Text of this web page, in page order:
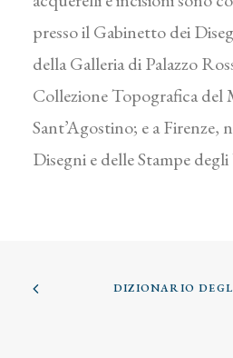
presso il Gabinetto dei
della Galleria di Palazzo
Collezione Topografica del
Sant’Agostino; e a Firenze,
Disegni e delle Stampe
DIZIONARIO